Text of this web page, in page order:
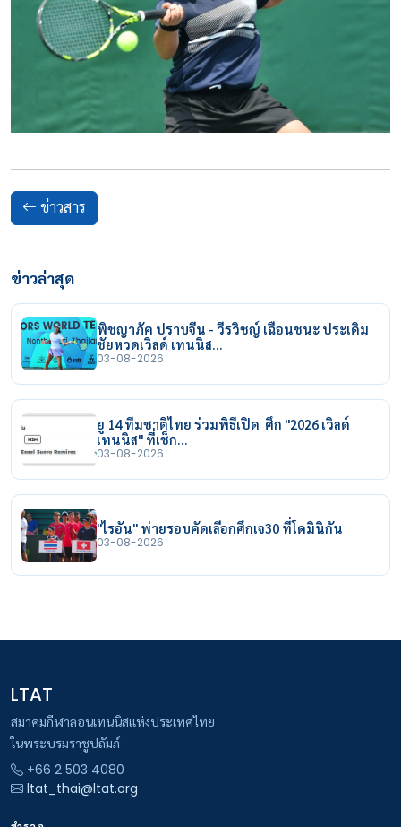
ข่าวสาร
ข่าวล่าสุด
พิชญาภัค ปราบจีน - วีรวิชญ์ เฉือนชนะ ประเดิม
ชัยหวดเวิลด์ เทนนิส…
03-08-2026
ยู 14 ทีมชาติไทย ร่วมพิธีเปิด ศึก "2026 เวิลด์
เทนนิส" ที่เช็ก…
03-08-2026
"ไรอัน" พ่ายรอบคัดเลือกศึกเจ30 ที่โดมินิกัน
03-08-2026
LTAT
สมาคมกีฬาลอนเทนนิสแห่งประเทศไทย
ในพระบรมราชูปถัมภ์
+66 2 503 4080
ltat_thai@ltat.org